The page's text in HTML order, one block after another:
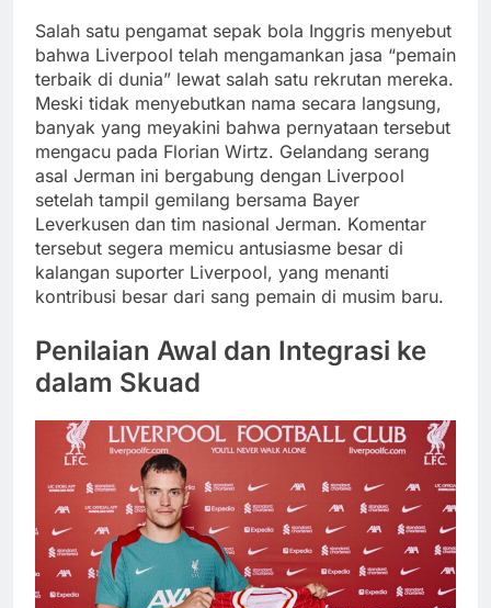
Salah satu pengamat sepak bola Inggris menyebut
bahwa Liverpool telah mengamankan jasa “pemain
terbaik di dunia” lewat salah satu rekrutan mereka.
Meski tidak menyebutkan nama secara langsung,
banyak yang meyakini bahwa pernyataan tersebut
mengacu pada Florian Wirtz. Gelandang serang
asal Jerman ini bergabung dengan Liverpool
setelah tampil gemilang bersama Bayer
Leverkusen dan tim nasional Jerman. Komentar
tersebut segera memicu antusiasme besar di
kalangan suporter Liverpool, yang menanti
kontribusi besar dari sang pemain di musim baru.
Penilaian Awal dan Integrasi ke
dalam Skuad